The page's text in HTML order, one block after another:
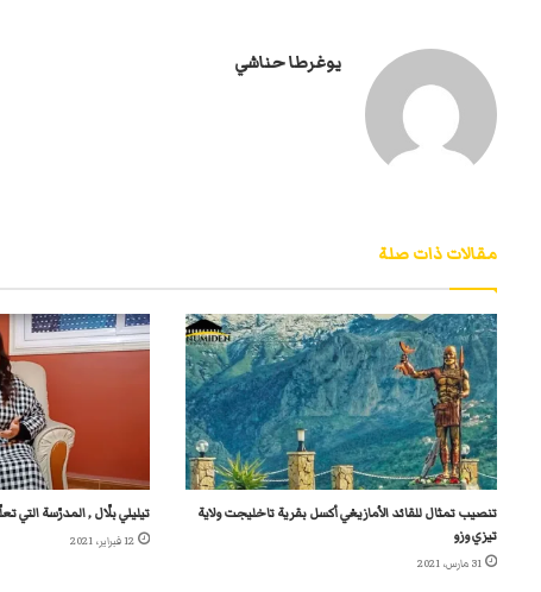
يوغرطا حناشي
مقالات ذات صلة
تنصيب تمثال للقائد الأمازيغي أكسل بقرية تاخليجت ولاية
تيزي وزو
31 مارس، 2021
تيليلي بلّال , المدرّسة التي
12 فبراير، 2021